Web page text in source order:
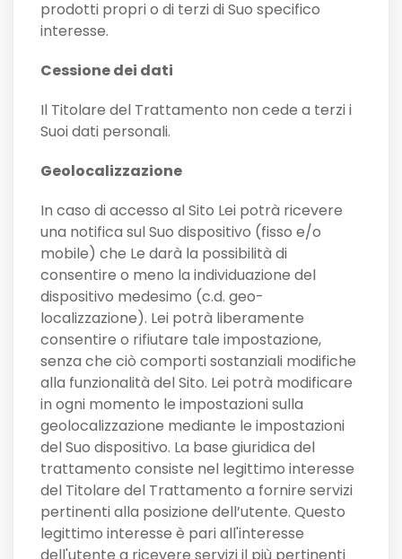
prodotti propri o di terzi di Suo specifico
interesse.
Cessione dei dati
Il Titolare del Trattamento non cede a terzi i
Suoi dati personali.
Geolocalizzazione
In caso di accesso al Sito Lei potrà ricevere
una notifica sul Suo dispositivo (fisso e/o
mobile) che Le darà la possibilità di
consentire o meno la individuazione del
dispositivo medesimo (c.d. geo-
localizzazione). Lei potrà liberamente
consentire o rifiutare tale impostazione,
senza che ciò comporti sostanziali modifiche
alla funzionalità del Sito. Lei potrà modificare
in ogni momento le impostazioni sulla
geolocalizzazione mediante le impostazioni
del Suo dispositivo. La base giuridica del
trattamento consiste nel legittimo interesse
del Titolare del Trattamento a fornire servizi
pertinenti alla posizione dell’utente. Questo
legittimo interesse è pari all'interesse